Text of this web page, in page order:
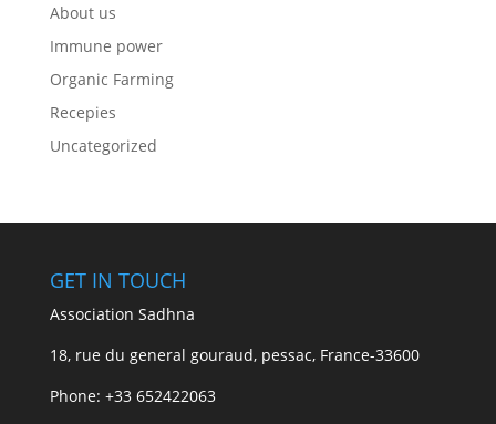
About us
Immune power
Organic Farming
Recepies
Uncategorized
GET IN TOUCH
Association Sadhna
18, rue du general gouraud, pessac, France-33600
Phone: +33 652422063